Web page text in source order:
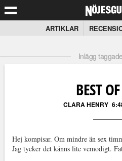
ARTIKLAR
Inlägg
BEST
CLARA HENRY
Hej kompisar. Om mindre än sex
Jag tycker det känns lite vemodigt.